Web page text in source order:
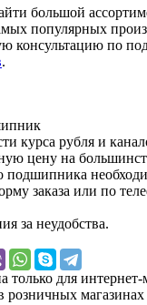
большой
популярных
консультацию по
.
курса рубля и
цену на
подшипника
заказа или по
за неудобства.
только для
розничных магазинах